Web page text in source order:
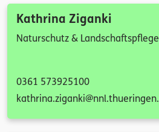
Kathrina Ziganki
Naturschutz &
0361 573925100